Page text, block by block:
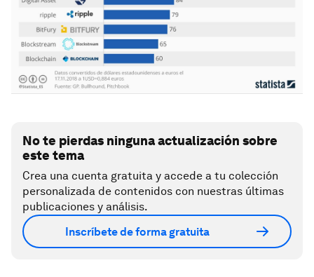
No te pierdas ninguna actualización sobre
este tema
Crea una cuenta gratuita y accede a tu colección
personalizada de contenidos con nuestras últimas
publicaciones y análisis.
Inscríbete de forma gratuita